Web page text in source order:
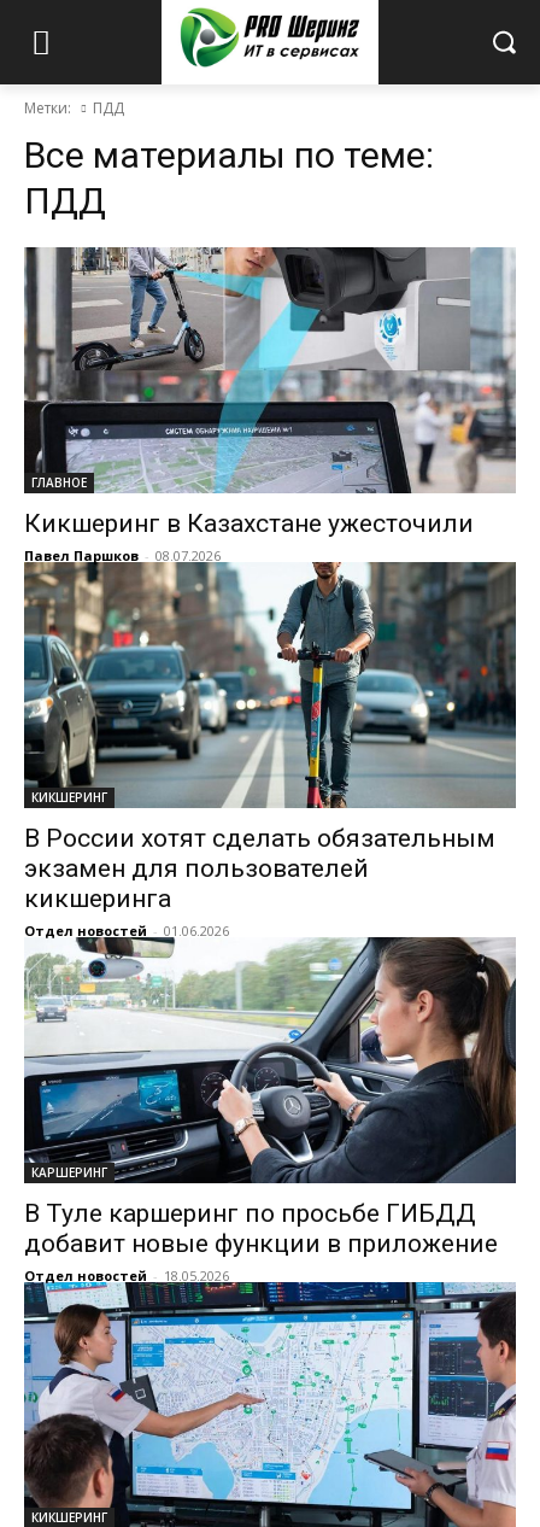
Метки: ПДД
Все материалы по теме:
ПДД
ГЛАВНОЕ
Кикшеринг в Казахстане ужесточили
Павел Паршков - 08.07.2026
КИКШЕРИНГ
В России хотят сделать обязательным
экзамен для пользователей
кикшеринга
Отдел новостей - 01.06.2026
КАРШЕРИНГ
В Туле каршеринг по просьбе ГИБДД
добавит новые функции в приложение
Отдел новостей - 18.05.2026
КИКШЕРИНГ